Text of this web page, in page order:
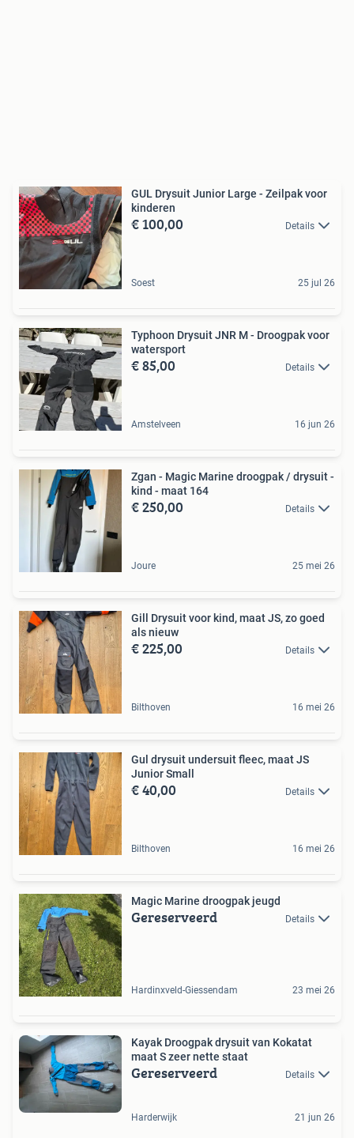
GUL Drysuit Junior Large - Zeilpak voor
kinderen
€ 100,00 Details
Soest 25 jul 26
Typhoon Drysuit JNR M - Droogpak voor
watersport
€ 85,00 Details
Amstelveen 16 jun 26
Zgan - Magic Marine droogpak / drysuit -
kind - maat 164
€ 250,00 Details
Joure 25 mei 26
Gill Drysuit voor kind, maat JS, zo goed
als nieuw
€ 225,00 Details
Bilthoven 16 mei 26
Gul drysuit undersuit fleec, maat JS
Junior Small
€ 40,00 Details
Bilthoven 16 mei 26
Magic Marine droogpak jeugd
Gereserveerd Details
Hardinxveld-Giessendam 23 mei 26
Kayak Droogpak drysuit van Kokatat
maat S zeer nette staat
Gereserveerd Details
Harderwijk 21 jun 26